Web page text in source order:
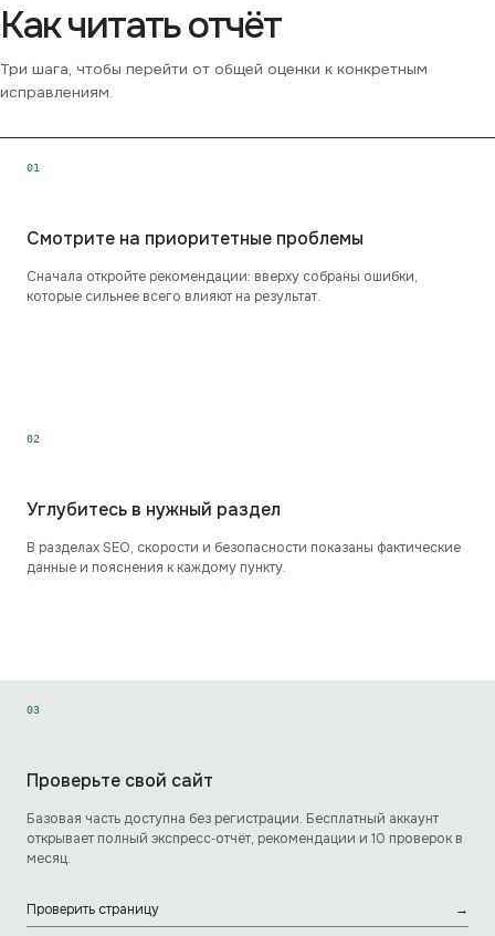
Как читать отчёт
Три шага, чтобы перейти от общей оценки к конкретным
исправлениям.
01
Смотрите на приоритетные проблемы
Сначала откройте рекомендации: вверху собраны ошибки,
которые сильнее всего влияют на результат.
02
Углубитесь в нужный раздел
В разделах SEO, скорости и безопасности показаны фактические
данные и пояснения к каждому пункту.
03
Проверьте свой сайт
Базовая часть доступна без регистрации. Бесплатный аккаунт
открывает полный экспресс‑отчёт, рекомендации и 10 проверок в
месяц.
Проверить страницу →